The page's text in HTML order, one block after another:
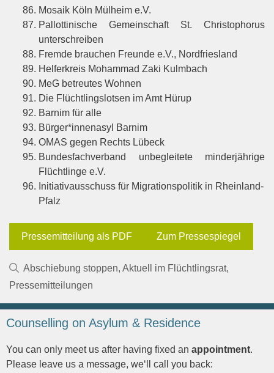
Mosaik Köln Mülheim e.V.
Pallottinische Gemeinschaft St. Christophorus
unterschreiben
Fremde brauchen Freunde e.V., Nordfriesland
Helferkreis Mohammad Zaki Kulmbach
MeG betreutes Wohnen
Die Flüchtlingslotsen im Amt Hürup
Barnim für alle
Bürger*innenasyl Barnim
OMAS gegen Rechts Lübeck
Bundesfachverband unbegleitete minderjährige
Flüchtlinge e.V.
Initiativausschuss für Migrationspolitik in Rheinland-
Pfalz
Pressemitteilung als PDF Zum Pressespiegel
Kategorien
Abschiebung stoppen, Aktuell im Flüchtlingsrat,
Pressemitteilungen
Counselling on Asylum & Residence
You can only meet us after having fixed an appointment.
Please leave us a message, we‘ll call you back: